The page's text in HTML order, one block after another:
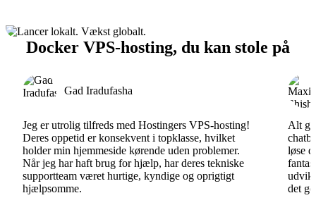
Docker VPS-hosting, du kan stole på
Gad Iradufasha
Jeg er utrolig tilfreds med Hostingers VPS-hosting!
Deres oppetid er konsekvent i topklasse, hvilket
holder min hjemmeside kørende uden problemer.
Når jeg har haft brug for hjælp, har deres tekniske
supportteam været hurtige, kyndige og oprigtigt
hjælpsomme.
Alt
løse
det